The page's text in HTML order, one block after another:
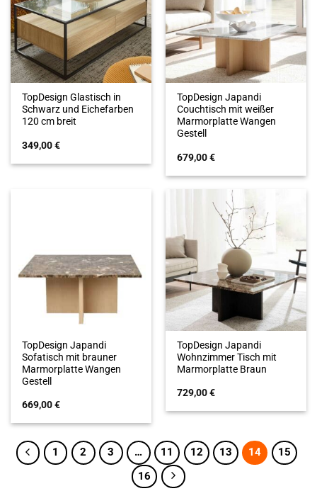
TopDesign Glastisch in
Schwarz und Eichefarben
120 cm breit
349,00€
TopDesign Japandi
Couchtisch mit weißer
Marmorplatte Wangen
Gestell
679,00€
TopDesign Japandi
Sofatisch mit brauner
Marmorplatte Wangen
Gestell
669,00€
TopDesign Japandi
Wohnzimmer Tisch mit
Marmorplatte Braun
729,00€
1 2 3 … 11 12 13 14
15
16